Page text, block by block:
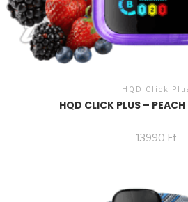
HQD Click
HQD CLICK PLUS – PEACH
13990 Ft